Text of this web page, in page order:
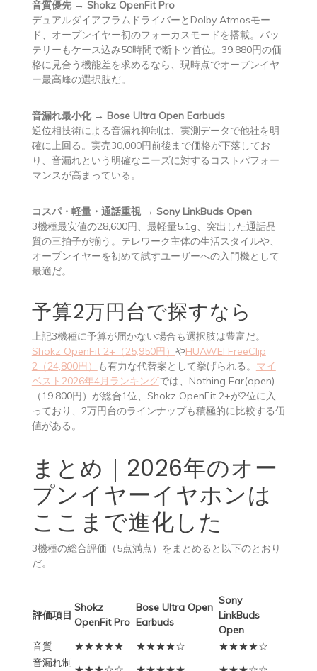
音質優先 → Shokz OpenFit Pro
デュアルダイアフラムドライバーとDolby Atmosモー
ド、オープンイヤー初のフォーカスモードを搭載。バッ
テリーもケース込み50時間で断トツ首位。39,880円の価
格に見合う機能差を求めるなら、現時点でオープンイヤ
ー最高峰の選択肢だ。
音漏れ最小化 → Bose Ultra Open Earbuds
逆位相技術による音漏れ抑制は、実測データで他社を明
確に上回る。実売30,000円前後まで価格が下落してお
り、音漏れという明確なニーズに対するコストパフォー
マンスが高まっている。
コスパ・軽量・通話重視 → Sony LinkBuds Open
3機種最安値の28,600円、最軽量5.1g、突出した通話品
質の三拍子が揃う。テレワーク主体の生活スタイルや、
オープンイヤーを初めて試すユーザーへの入門機として
最適だ。
予算2万円台で探すなら
上記3機種に予算が届かない場合も選択肢は豊富だ。
Shokz OpenFit 2+（25,950円） やHUAWEI FreeClip
2（24,800円）
も有力な代替案として挙げられる。 マイ
ベスト2026年4月ランキングでは、Nothing Ear(open)
（19,800円）が総合1位、Shokz OpenFit 2+が2位に入
っており、2万円台のラインナップも積極的に比較する価
値がある。
まとめ｜2026年のオー
プンイヤーイヤホンは
ここまで進化した
3機種の総合評価（5点満点）をまとめると以下のとおり
だ。
評価項目
Shokz
OpenFit Pro
Bose Ultra Open
Earbuds
Sony
LinkBuds
Open
音質
★★★★★ ★★★★☆
★★★★☆
音漏れ制